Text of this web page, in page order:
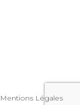
Mentions Légales